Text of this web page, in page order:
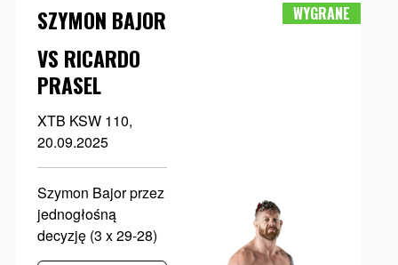
SZYMON BAJOR
VS RICARDO
PRASEL
XTB KSW 110,
20.09.2025
Szymon Bajor przez
jednogłośną
decyzję (3 x 29-28)
WYGRANE